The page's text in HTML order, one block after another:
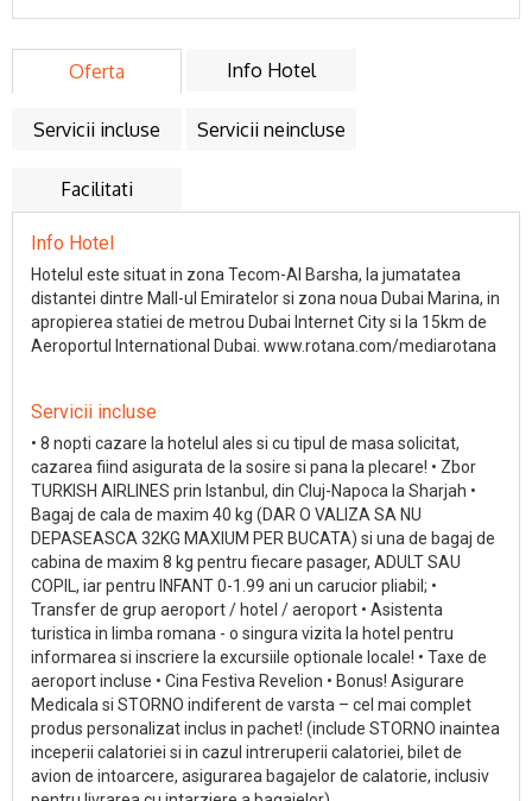
Oferta Info Hotel
Servicii incluse Servicii neincluse
Facilitati
Info Hotel
Hotelul este situat in zona Tecom-Al Barsha, la jumatatea
distantei dintre Mall-ul Emiratelor si zona noua Dubai Marina, in
apropierea statiei de metrou Dubai Internet City si la 15km de
Aeroportul International Dubai. www.rotana.com/mediarotana
Servicii incluse
• 8 nopti cazare la hotelul ales si cu tipul de masa solicitat,
cazarea fiind asigurata de la sosire si pana la plecare! • Zbor
TURKISH AIRLINES prin Istanbul, din Cluj-Napoca la Sharjah •
Bagaj de cala de maxim 40 kg (DAR O VALIZA SA NU
DEPASEASCA 32KG MAXIUM PER BUCATA) si una de bagaj de
cabina de maxim 8 kg pentru fiecare pasager, ADULT SAU
COPIL, iar pentru INFANT 0-1.99 ani un carucior pliabil; •
Transfer de grup aeroport / hotel / aeroport • Asistenta
turistica in limba romana - o singura vizita la hotel pentru
informarea si inscriere la excursiile optionale locale! • Taxe de
aeroport incluse • Cina Festiva Revelion • Bonus! Asigurare
Medicala si STORNO indiferent de varsta – cel mai complet
produs personalizat inclus in pachet! (include STORNO inaintea
inceperii calatoriei si in cazul intreruperii calatoriei, bilet de
avion de intoarcere, asigurarea bagajelor de calatorie, inclusiv